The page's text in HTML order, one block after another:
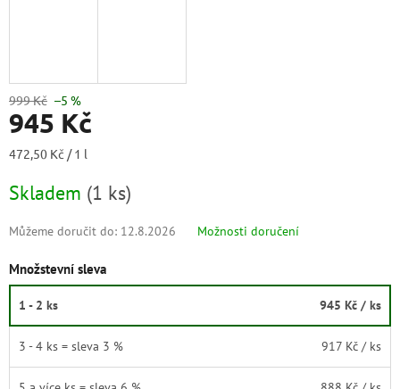
999 Kč –5 %
945 Kč
Měrná
472,50 Kč / 1 l
Skladem (1 ks)
Můžeme doručit do: 12.8.2026 Možnosti doručení
Množstevní sleva
1 - 2 ks 945 Kč / ks
3 - 4 ks = sleva 3 % 917 Kč / ks